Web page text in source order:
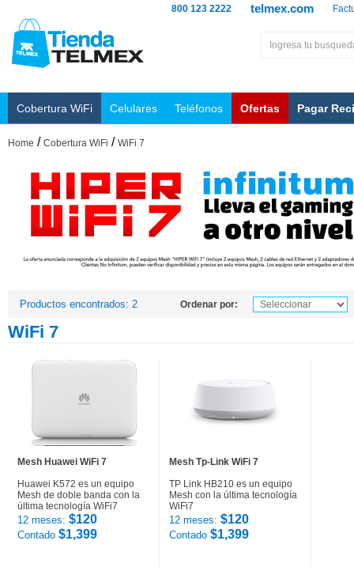
telmex.com
800 123 2222
Cobertura WiFi Celulares Teléfonos Ofertas Pagar
Home / Cobertura WiFi / WiFi 7
Productos encontrados: 2 Ordenar por:
WiFi 7
Mesh Huawei WiFi 7
Huawei K572 es un equipo
Mesh de doble banda con la
última tecnología WiFi7
12 meses: $120
Contado $1,399
Mesh Tp-Link WiFi 7
TP Link HB210 es un equipo
Mesh con la última tecnología
WiFi7
12 meses: $120
Contado $1,399